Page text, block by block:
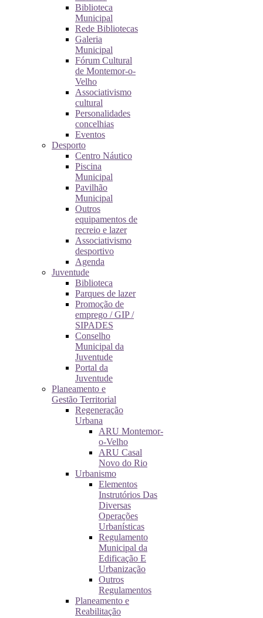
Biblioteca
Municipal
Rede Bibliotecas
Galeria
Municipal
Fórum Cultural
de Montemor-o-
Velho
Associativismo
cultural
Personalidades
concelhias
Eventos
Desporto
Centro Náutico
Piscina
Municipal
Pavilhão
Municipal
Outros
equipamentos de
recreio e lazer
Associativismo
desportivo
Agenda
Juventude
Biblioteca
Parques de lazer
Promoção de
emprego / GIP /
SIPADES
Conselho
Municipal da
Juventude
Portal da
Juventude
Planeamento e
Gestão Territorial
Regeneração
Urbana
ARU Montemor-
o-Velho
ARU Casal
Novo do Rio
Urbanismo
Elementos
Instrutórios Das
Diversas
Operações
Urbanísticas
Regulamento
Municipal da
Edificação E
Urbanização
Outros
Regulamentos
Planeamento e
Reabilitação